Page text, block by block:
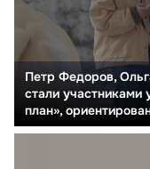
Петр Федоров,
стали участниками
план»,